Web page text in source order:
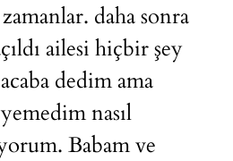
daha sonra
ailesi hiçbir şey
dedim ama
nasıl
Babam ve